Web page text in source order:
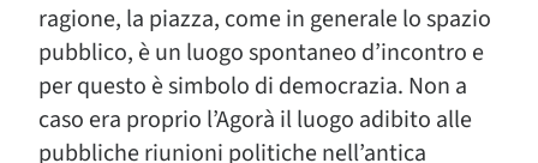
ragione, la piazza, come in generale lo spazio
pubblico, è un luogo spontaneo d’incontro e
per questo è simbolo di democrazia. Non a
caso era proprio l’Agorà il luogo adibito alle
pubbliche riunioni politiche nell’antica